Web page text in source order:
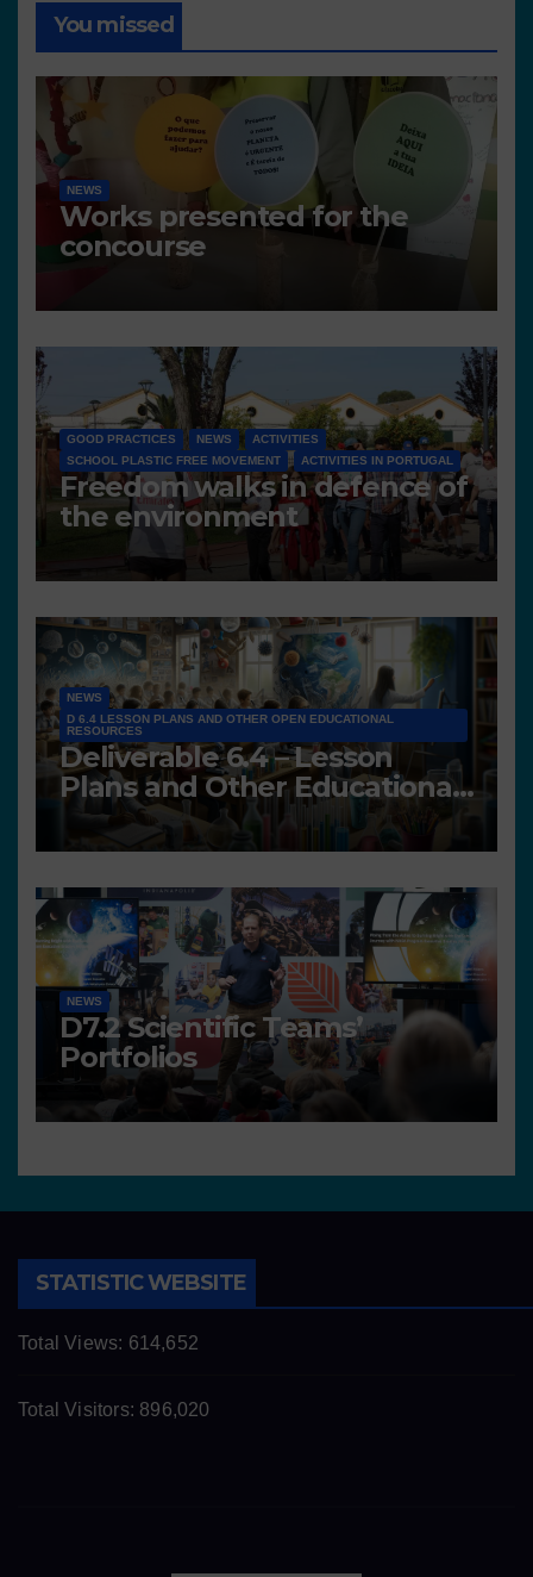
You missed
NEWS
Works presented for the
concourse
GOOD PRACTICES NEWS
ACTIVITIES
SCHOOL PLASTIC FREE MOVEMENT
ACTIVITIES IN PORTUGAL
Freedom walks in defence of
the environment
NEWS
D 6.4 LESSON PLANS AND OTHER OPEN EDUCATIONAL
RESOURCES
Deliverable 6.4 – Lesson
Plans and Other Educational
resources
NEWS
D7.2 Scientific Teams’
Portfolios
STATISTIC WEBSITE
Total Views: 614,652
Total Visitors: 896,020